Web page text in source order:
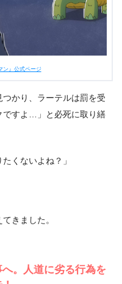
ン』公式ページ
かり、ラーテルは罰を受
ですよ…」と必死に取り繕
くないよね？」
きました。
。人道に劣る行為を